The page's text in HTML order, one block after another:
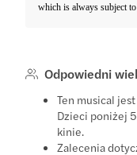
which is always subject
Odpowiedni
Ten musical
Dzieci poniżej
kinie.
Zalecenia